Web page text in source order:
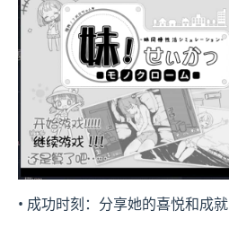
• 成功时刻：分享她的喜悦和成就